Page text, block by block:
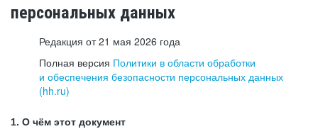
персональных данных
Редакция от 21 мая 2026 года
Полная версия Политики в области обработки
и обеспечения безопасности персональных данных
(hh.ru)
1. О чём этот документ